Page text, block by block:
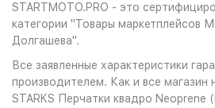
STARTMOTO.PRO - это
категории "Товары маркетплейсов
Долгашева".
Все заявленные характеристики
производителем. Как и все магазин
STARKS Перчатки квадро Neoprene